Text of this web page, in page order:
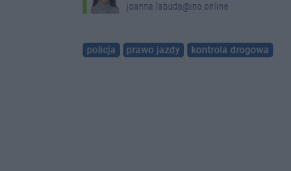
joanna.labuda@ino.online
policja prawo jazdy kontrola drogowa